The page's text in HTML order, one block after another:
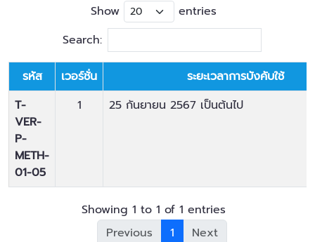
Show
entries
Search:
รหัส เวอร์ชั่น
ระยะเวลาการบังคับใช้
T-
VER-
P-
METH-
01-05
1 25 กันยายน 2567 เป็นต้นไป
Showing 1 to 1 of 1 entries
Previous
1 Next